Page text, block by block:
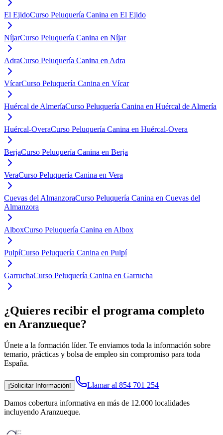
El EjidoCurso Peluquería Canina en El Ejido
NíjarCurso Peluquería Canina en Níjar
AdraCurso Peluquería Canina en Adra
VícarCurso Peluquería Canina en Vícar
Huércal de AlmeríaCurso Peluquería Canina en Huércal de Almería
Huércal-OveraCurso Peluquería Canina en Huércal-Overa
BerjaCurso Peluquería Canina en Berja
VeraCurso Peluquería Canina en Vera
Cuevas del AlmanzoraCurso Peluquería Canina en Cuevas del
Almanzora
AlboxCurso Peluquería Canina en Albox
PulpíCurso Peluquería Canina en Pulpí
GarruchaCurso Peluquería Canina en Garrucha
¿Quieres recibir el programa completo
en Aranzueque?
Únete a la formación líder. Te enviamos toda la información sobre
temario, prácticas y bolsa de empleo sin compromiso para toda
España.
¡Solicitar Información! Llamar al 854 701 254
Damos cobertura informativa en más de 12.000 localidades
incluyendo Aranzueque.